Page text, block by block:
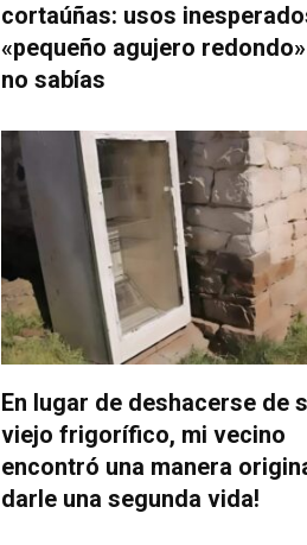
cortaúñas: usos
«pequeño agujero
no sabías
En lugar de deshacerse de
viejo frigorífico, mi vecino
encontró una manera
darle una segunda vida!